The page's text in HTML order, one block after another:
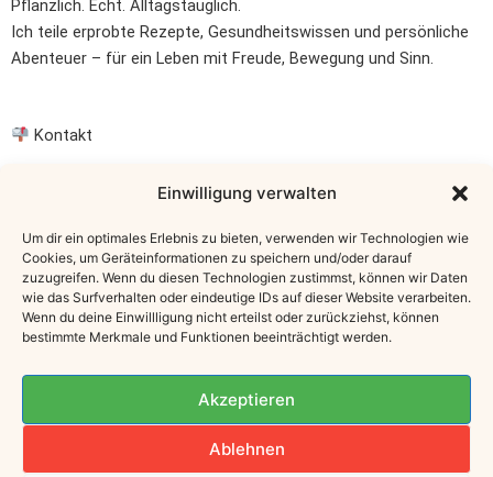
Einwilligung verwalten
Um dir ein optimales Erlebnis zu bieten, verwenden wir Technologien wie
Cookies, um Geräteinformationen zu speichern und/oder darauf
zuzugreifen. Wenn du diesen Technologien zustimmst, können wir Daten
wie das Surfverhalten oder eindeutige IDs auf dieser Website verarbeiten.
Wenn du deine Einwillligung nicht erteilst oder zurückziehst, können
bestimmte Merkmale und Funktionen beeinträchtigt werden.
Akzeptieren
Ablehnen
Pflanzlich. Echt. Alltagstauglich.
Ich teile erprobte Rezepte, Gesundheitswissen und persönliche
Abenteuer – für ein Leben mit Freude, Bewegung und Sinn.
Kontakt
E-Mail: info@uschis-world.at
Instagram: @uschifinster
Newsletter
„Hol dir Inspiration für Alltag & Küche –
Hier eintragen